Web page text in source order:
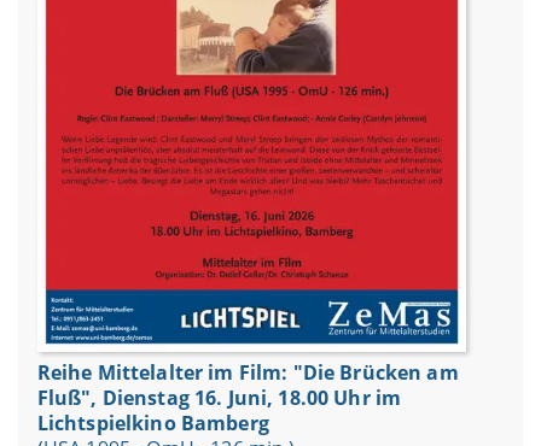
Reihe Mittelalter im Film: "Die Brücken am
Fluß", Dienstag 16. Juni, 18.00 Uhr im
Lichtspielkino Bamberg